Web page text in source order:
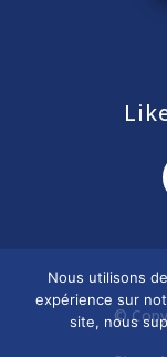
©
Nous utilisons
expérience sur
site, nous